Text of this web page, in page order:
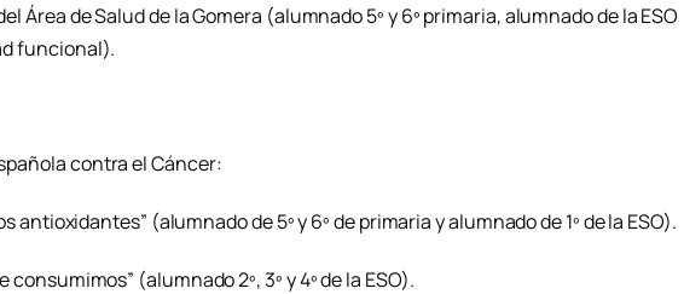
Área de Salud de la Gomera (alumnado 5º y 6º primaria, alumnado de la ESO
funcional).
contra el Cáncer:
antioxidantes” (alumnado de 5º y 6º de primaria y alumnado de 1º de la ESO).
consumimos” (alumnado 2º, 3º y 4º de la ESO).